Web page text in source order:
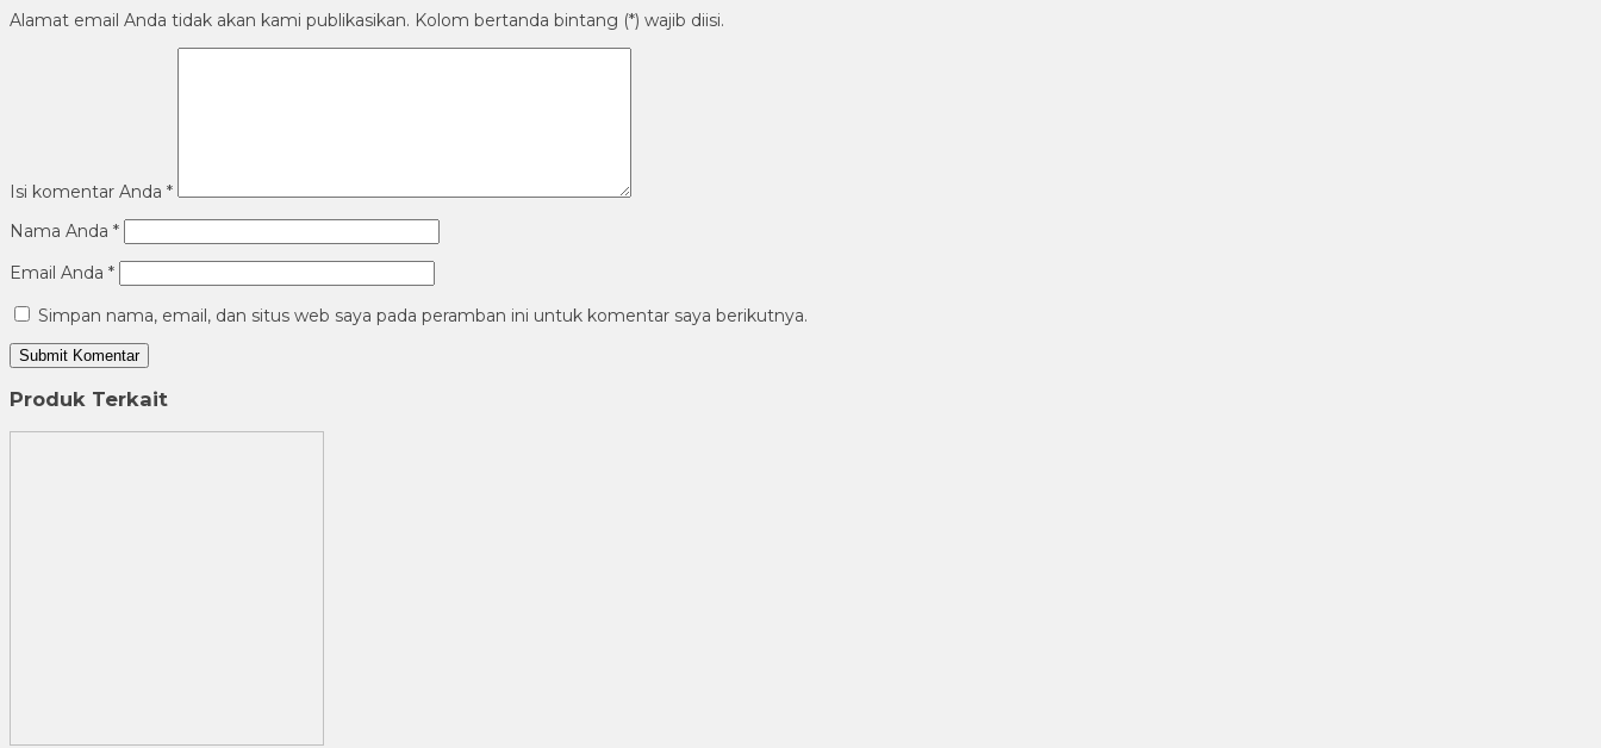
Alamat email Anda tidak akan kami publikasikan. Kolom bertanda bintang (*) wajib diisi.
Isi komentar Anda *
Nama Anda *
Email Anda *
Simpan nama, email, dan situs web saya pada peramban ini untuk komentar saya berikutnya.
Produk Terkait